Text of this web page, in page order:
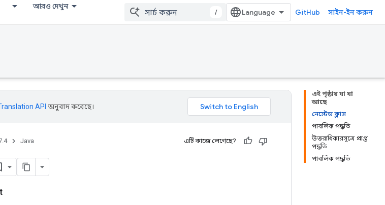
আরও দেখুন
/ GitHub সাইন-ইন করুন
এই পৃষ্ঠায় যা যা
আছে
নেস্টেড ক্লাস
পাবলিক পদ্ধতি
উত্তরাধিকারসূত্রে প্রাপ্ত
পদ্ধতি
পাবলিক পদ্ধতি
API অনুবাদ করেছে।
Java এটি কাজে লেগেছে?